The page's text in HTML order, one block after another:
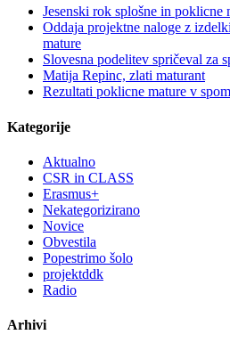
Jesenski rok splošne in poklicne
Oddaja projektne naloge z
mature
Slovesna podelitev spričeval za
Matija Repinc, zlati maturant
Rezultati poklicne mature v
Kategorije
Aktualno
CSR in CLASS
Erasmus+
Nekategorizirano
Novice
Obvestila
Popestrimo šolo
projektddk
Radio
Arhivi